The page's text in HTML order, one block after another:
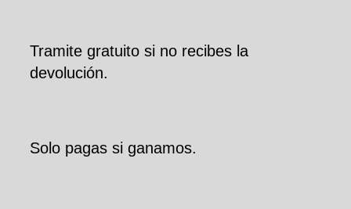
Tramite gratuito si no recibes la
devolución.
Solo pagas si ganamos.